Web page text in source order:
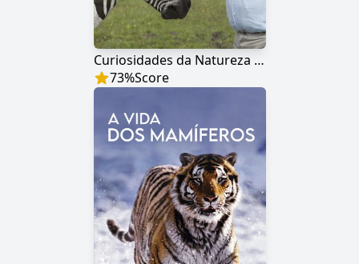
Curiosidades da Natureza com David Attenborough
73%Score